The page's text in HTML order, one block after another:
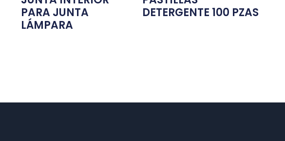
PARA JUNTA
LÁMPARA
DETERGENTE 100 PZAS